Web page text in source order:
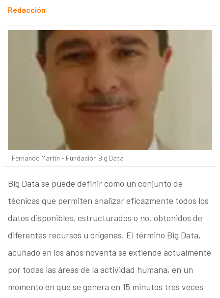
Redacción
Fernando Martín - Fundación Big Data
Big Data se puede definir como un conjunto de
técnicas que permiten analizar eficazmente todos los
datos disponibles, estructurados o no, obtenidos de
diferentes recursos u orígenes. El término Big Data,
acuñado en los años noventa se extiende actualmente
por todas las áreas de la actividad humana, en un
momento en que se genera en 15 minutos tres veces